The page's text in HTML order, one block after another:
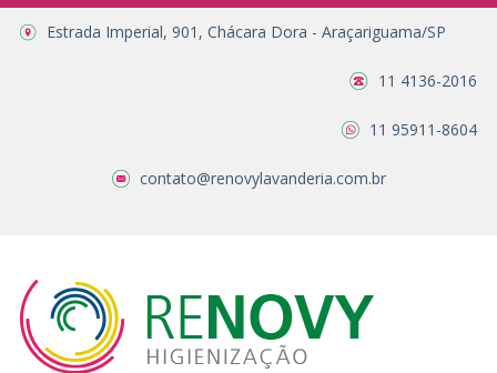
Estrada Imperial, 901, Chácara Dora - Araçariguama/SP
11 4136-2016
11 95911-8604
contato@renovylavanderia.com.br